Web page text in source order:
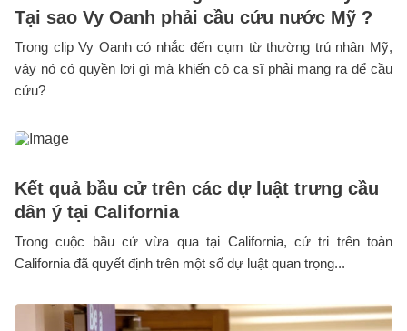
Tại sao Vy Oanh phải cầu cứu nước Mỹ ?
Trong clip Vy Oanh có nhắc đến cụm từ thường trú nhân Mỹ,
vậy nó có quyền lợi gì mà khiến cô ca sĩ phải mang ra để cầu
cứu?
Kết quả bầu cử trên các dự luật trưng cầu
dân ý tại California
Trong cuộc bầu cử vừa qua tại California, cử tri trên toàn
California đã quyết định trên một số dự luật quan trọng...